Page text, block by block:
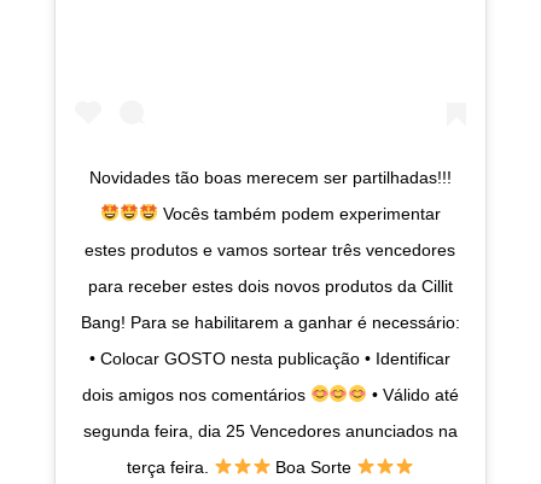
Novidades tão boas merecem ser partilhadas!!!
Vocês também podem experimentar
estes produtos e vamos sortear três vencedores
para receber estes dois novos produtos da Cillit
Bang! Para se habilitarem a ganhar é necessário:
• Colocar GOSTO nesta publicação • Identificar
dois amigos nos comentários
• Válido até
segunda feira, dia 25 Vencedores anunciados na
terça feira.
Boa Sorte